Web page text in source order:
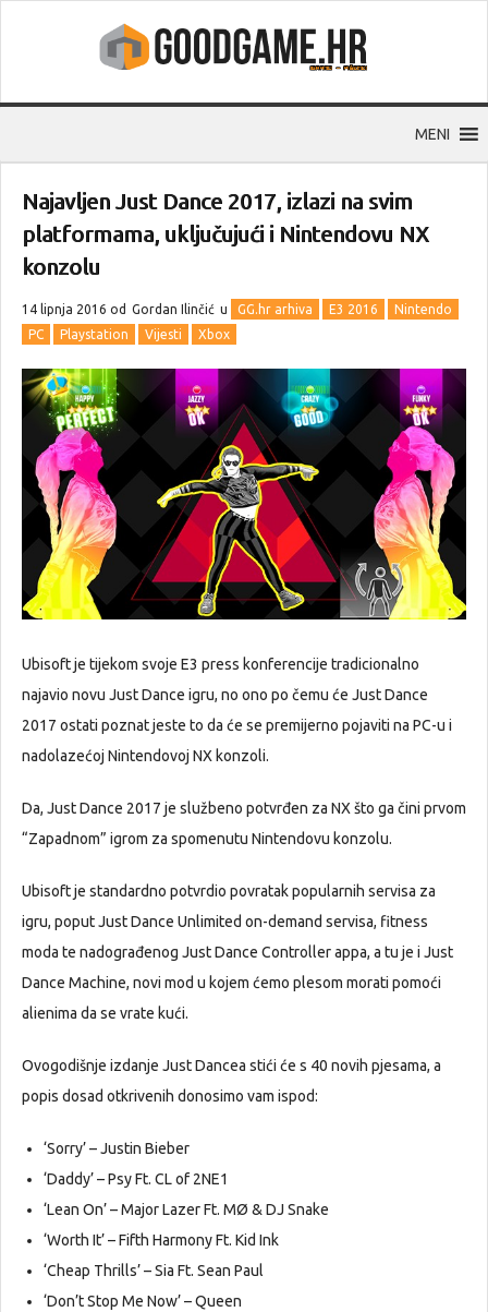
MENI
Najavljen Just Dance 2017, izlazi na svim
platformama, uključujući i Nintendovu NX
konzolu
14 lipnja 2016 od Gordan Ilinčić u GG.hr arhiva E3 2016
Nintendo
PC
Playstation Vijesti Xbox
Ubisoft je tijekom svoje E3 press konferencije tradicionalno
najavio novu Just Dance igru, no ono po čemu će Just Dance
2017 ostati poznat jeste to da će se premijerno pojaviti na PC-u i
nadolazećoj Nintendovoj NX konzoli.
Da, Just Dance 2017 je službeno potvrđen za NX što ga čini prvom
“Zapadnom” igrom za spomenutu Nintendovu konzolu.
Ubisoft je standardno potvrdio povratak popularnih servisa za
igru, poput Just Dance Unlimited on-demand servisa, fitness
moda te nadograđenog Just Dance Controller appa, a tu je i Just
Dance Machine, novi mod u kojem ćemo plesom morati pomoći
alienima da se vrate kući.
Ovogodišnje izdanje Just Dancea stići će s 40 novih pjesama, a
popis dosad otkrivenih donosimo vam ispod:
‘Sorry’ – Justin Bieber
‘Daddy’ – Psy Ft. CL of 2NE1
‘Lean On’ – Major Lazer Ft. MØ & DJ Snake
‘Worth It’ – Fifth Harmony Ft. Kid Ink
‘Cheap Thrills’ – Sia Ft. Sean Paul
‘Don’t Stop Me Now’ – Queen